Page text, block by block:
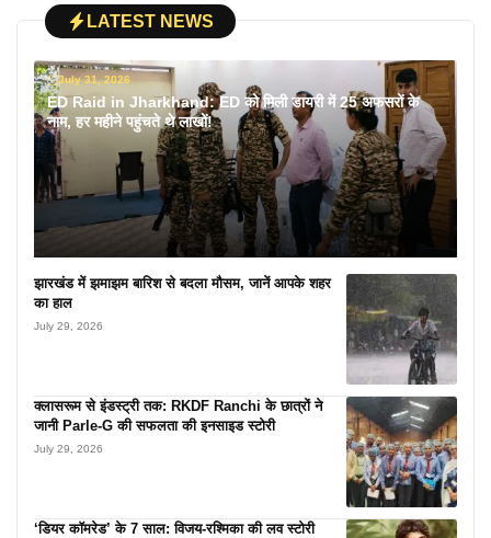
LATEST NEWS
July 31, 2026
ED Raid in Jharkhand: ED को मिली डायरी में 25 अफसरों के
नाम, हर महीने पहुंचते थे लाखों!
झारखंड में झमाझम बारिश से बदला मौसम, जानें आपके शहर
का हाल
July 29, 2026
क्लासरूम से इंडस्ट्री तक: RKDF Ranchi के छात्रों ने
जानी Parle-G की सफलता की इनसाइड स्टोरी
July 29, 2026
‘डियर कॉमरेड’ के 7 साल: विजय-रश्मिका की लव स्टोरी